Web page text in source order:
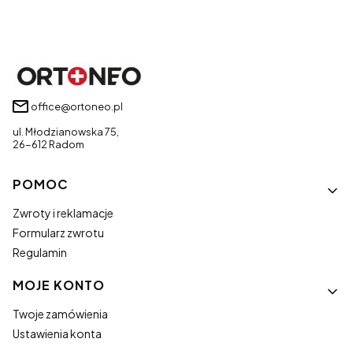
office@ortoneo.pl
ul. Młodzianowska 75,
26-612 Radom
Linki w stopce
POMOC
Zwroty i reklamacje
Formularz zwrotu
Regulamin
MOJE KONTO
Twoje zamówienia
Ustawienia konta